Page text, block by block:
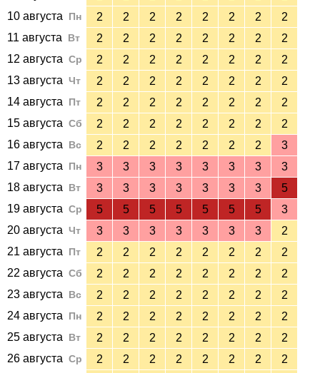
10 августа
Пн 2 2 2 2 2 2 2
2
11 августа
Вт 2 2 2 2 2 2 2
2
12 августа Ср 2 2 2 2 2 2 2
2
13 августа Чт 2 2 2 2 2 2 2
2
14 августа
Пт 2 2 2 2 2 2 2
2
15 августа Сб 2 2 2 2 2 2 2
2
16 августа
Вс 2 2 2 2 2 2 2
3
17 августа
Пн 3 3 3 3 3 3 3
3
18 августа
Вт 3 3 3 3 3 3 3
5
19 августа Ср 5 5 5 5 5 5 5
3
20 августа Чт 3 3 3 3 3 3 3
2
21 августа
Пт 2 2 2 2 2 2 2
2
22 августа Сб 2 2 2 2 2 2 2
2
23 августа
Вс 2 2 2 2 2 2 2
2
24 августа
Пн 2 2 2 2 2 2 2
2
25 августа
Вт 2 2 2 2 2 2 2
2
26 августа Ср 2 2 2 2 2 2 2
2